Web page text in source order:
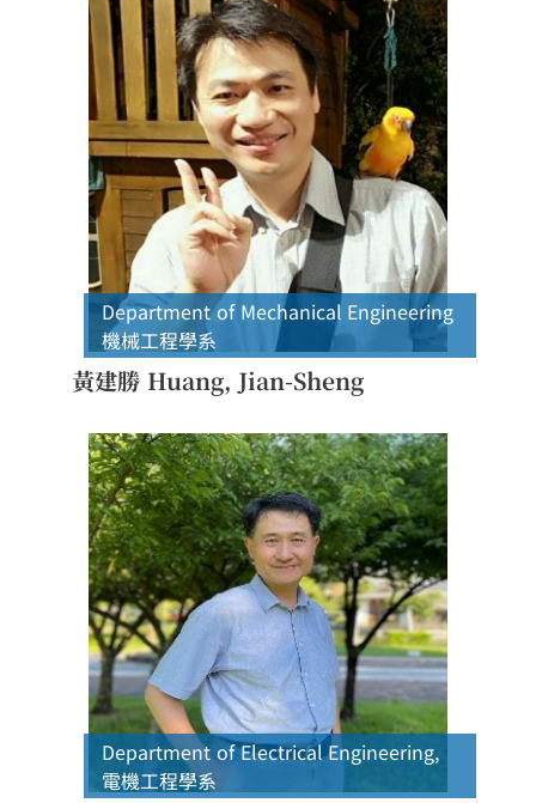
Department of Mechanical Engineering
機械工程學系
黃建勝 Huang, Jian-Sheng
Department of Electrical Engineering,
電機工程學系